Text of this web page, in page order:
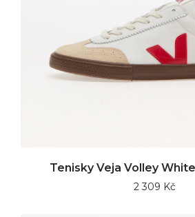
Tenisky Veja Volley
2 309 Kč